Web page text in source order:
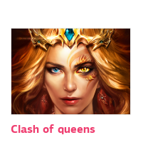
Сlash of queens